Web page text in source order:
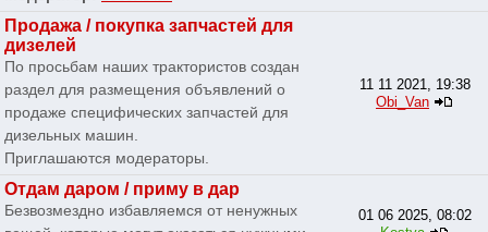
Продажа / покупка запчастей для
дизелей
По просьбам наших трактористов создан
раздел для размещения объявлений о
продаже специфических запчастей для
дизельных машин.
Приглашаются модераторы.
11 11 2021, 19:38
Obi_Van
Отдам даром / приму в дар
Безвозмездно избавляемся от ненужных
01 06 2025, 08:02